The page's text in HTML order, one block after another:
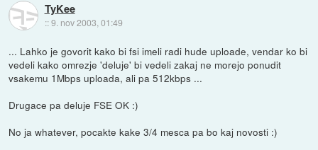
TyKee
::9. nov 2003, 01:49
... Lahko je govorit kako bi fsi imeli radi hude uploade, vendar ko bi
vedeli kako omrezje 'deluje' bi vedeli zakaj ne morejo ponudit
vsakemu 1Mbps uploada, ali pa 512kbps ...
Drugace pa deluje FSE OK :)
No ja whatever, pocakte kake 3/4 mesca pa bo kaj novosti :)